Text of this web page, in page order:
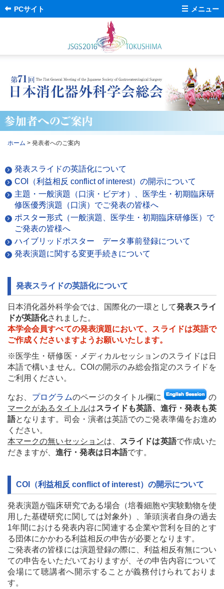
ホーム > 発表者へのご案内
発表スライドの英語化について
COI（利益相反 conflict of interest）の開示について
主題・一般演題（口演・ビデオ）、医学生・初期臨床研
修医優秀演題（口演）でご発表の皆様へ
ポスター形式（一般演題、医学生・初期臨床研修医）で
ご発表の皆様へ
ハイブリッドポスター データ事前登録について
発表演題に関する変更手続きについて
発表スライドの英語化について
日本消化器外科学会では、国際化の一環として発表スライ
ドが英語化されました。
本学会会員すべての発表演題において、スライドは英語で
ご作成くださいますようお願いいたします。
※医学生・研修医・メディカルセッションのスライドは日
本語で構いません。COIの開示のみ総会指定のスライドを
ご利用ください。
なお、 プログラムのページのタイトル欄に
の
マークがあるタイトルはスライドも英語、進行・発表も英
語となります。司会・演者は英語でのご発表準備をお進め
ください。
本マークの無いセッションは、 スライドは英語で作成いた
だきますが、 進行・発表は日本語です。
COI（利益相反 conflict of interest）の開示について
発表演題が臨床研究である場合（培養細胞や実験動物を使
用した基礎研究に関しては対象外）、筆頭演者自身の過去
1年間における発表内容に関連する企業や営利を目的とす
る団体にかかわる利益相反の申告が必要となります。
ご発表者の皆様には演題登録の際に、利益相反有無につい
ての申告をいただいておりますが、その申告内容について
会場にて聴講者へ開示することが義務付けられておりま
す。
PCサイト メニュー
会長挨拶 開催概要
交通案内 演題採用一覧
参加者へのご案内
発表者へのご案内
会議・委員会・研究会 託児所ちびっこブラック
ジャックのお知らせ
医局からのお知らせ ポスター・チラシの
全員懇親会ご案内
取材・撮影希望の皆様へ オンライン
メニューを閉じる